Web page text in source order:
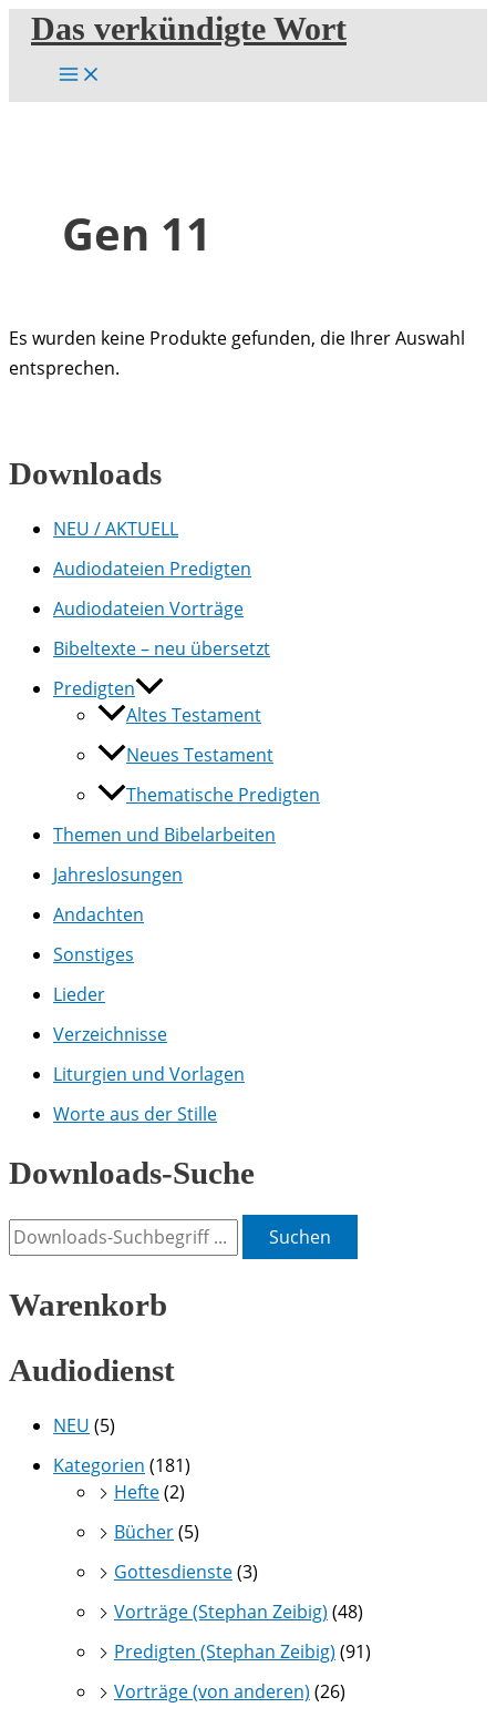
Zum
Inhalt
springen
Das verkündigte Wort
Gen 11
Es wurden keine Produkte gefunden, die Ihrer Auswahl
entsprechen.
Downloads
NEU / AKTUELL
Audiodateien Predigten
Audiodateien Vorträge
Bibeltexte – neu übersetzt
Predigten
Altes Testament
Neues Testament
Thematische Predigten
Themen und Bibelarbeiten
Jahreslosungen
Andachten
Sonstiges
Lieder
Verzeichnisse
Liturgien und Vorlagen
Worte aus der Stille
Downloads-Suche
Suchen
Warenkorb
Audiodienst
NEU (5)
Kategorien (181)
Hefte(2)
Bücher(5)
Gottesdienste(3)
Vorträge (Stephan Zeibig) (48)
Predigten (Stephan Zeibig) (91)
Vorträge (von anderen) (26)